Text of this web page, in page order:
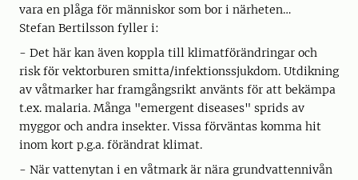
vara en plåga för människor som bor i närheten…
Stefan Bertilsson fyller i:
- Det här kan även koppla till klimatförändringar och
risk för vektorburen smitta/infektionssjukdom. Utdikning
av våtmarker har framgångsrikt använts för att bekämpa
t.ex. malaria. Många "emergent diseases" sprids av
myggor och andra insekter. Vissa förväntas komma hit
inom kort p.g.a. förändrat klimat.
- När vattenytan i en våtmark är nära grundvattennivån